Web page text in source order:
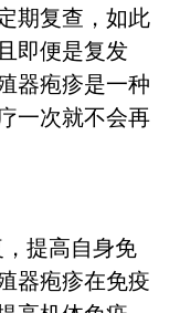
期复查，如此
即便是复发
器疱疹是一种
一次就不会再
提高自身免
器疱疹在免疫